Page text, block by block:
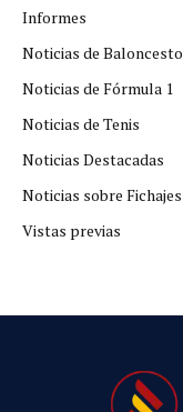
Informes
Noticias de Baloncesto
Noticias de Fórmula 1
Noticias de Tenis
Noticias Destacadas
Noticias sobre Fichajes
Vistas previas